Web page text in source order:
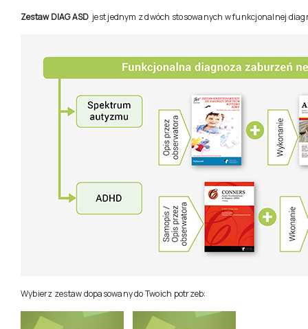
Zestaw DIAG ASD jest jednym z dwóch stosowanych w funkcjonalnej
Wybierz zestaw dopasowany do Twoich potrzeb: